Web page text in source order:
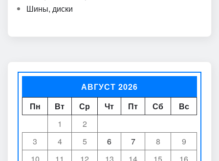
Шины, диски
АВГУСТ 2026
Пн
Вт Ср Чт Пт Сб
Вс
1
2
3
4 5 6 7 8
9